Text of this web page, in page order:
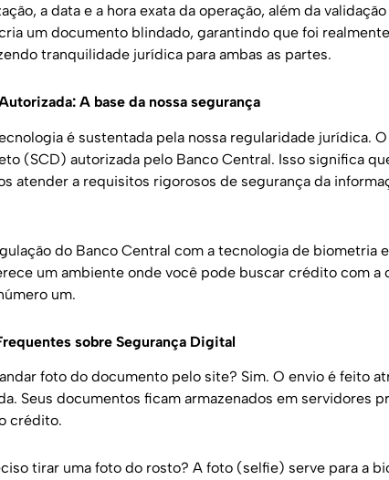
a data e a hora exata da operação, além da
um documento blindado, garantindo que foi
tranquilidade jurídica para ambas as partes.
A base da nossa segurança
é sustentada pela nossa regularidade jurídica.
(SCD) autorizada pelo Banco Central. Isso significa
atender a requisitos rigorosos de segurança da
do Banco Central com a tecnologia de biometria
um ambiente onde você pode buscar crédito com a
um.
sobre Segurança Digital
foto do documento pelo site? Sim. O envio é feito
Seus documentos ficam armazenados em servidores
crédito.
tirar uma foto do rosto? A foto (selfie) serve para a